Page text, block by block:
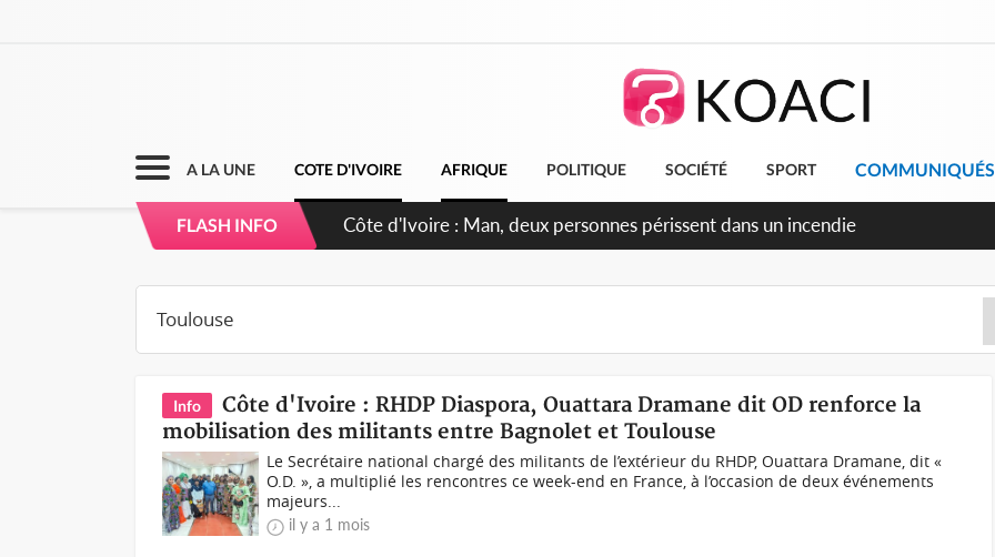
A LA UNE COTE D'IVOIRE AFRIQUE POLITIQUE SOCIÉTÉ SPORT COMMUNIQUÉS
FLASH INFO Côte d'Ivoire : Man, deux personnes périssent dans un incendie
Info
Côte d'Ivoire : RHDP Diaspora, Ouattara Dramane dit OD renforce la
mobilisation des militants entre Bagnolet et Toulouse
Le Secrétaire national chargé des militants de l’extérieur du RHDP, Ouattara Dramane, dit «
O.D. », a multiplié les rencontres ce week-end en France, à l’occasion de deux événements
majeurs...
il y a 1 mois